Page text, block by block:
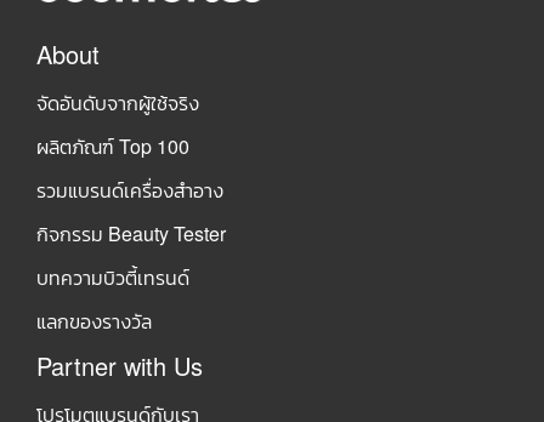
About
จัดอันดับจากผู้ใช้จริง
ผลิตภัณฑ์ Top 100
รวมแบรนด์เครื่องสำอาง
กิจกรรม Beauty Tester
บทความบิวตี้เทรนด์
แลกของรางวัล
Partner with Us
โปรโมตแบรนด์กับเรา